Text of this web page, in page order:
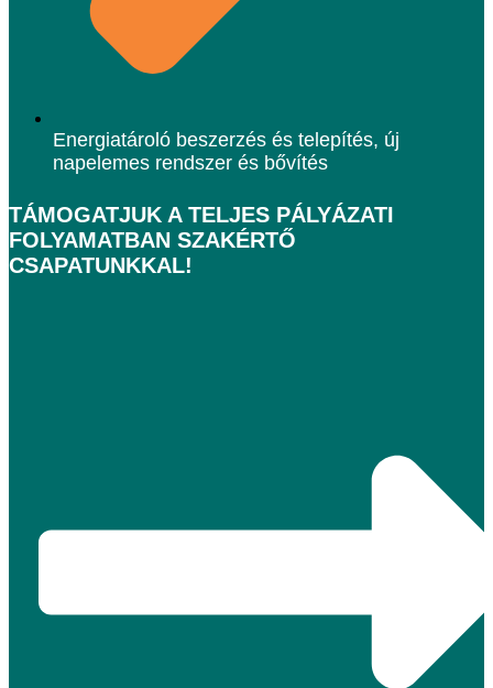
Energiatároló beszerzés és telepítés, új
napelemes rendszer és bővítés
TÁMOGATJUK A TELJES PÁLYÁZATI
FOLYAMATBAN SZAKÉRTŐ
CSAPATUNKKAL!